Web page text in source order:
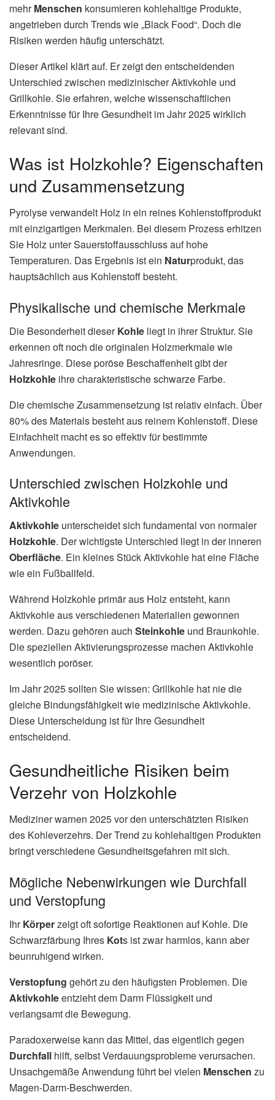
mehrMenschen konsumieren kohlehaltige Produkte,
angetrieben durch Trends wie „Black Food“. Doch die
Risiken werden häufig unterschätzt.
Dieser Artikel klärt auf. Er zeigt den entscheidenden
Unterschied zwischen medizinischer Aktivkohle und
Grillkohle. Sie erfahren, welche wissenschaftlichen
Erkenntnisse für Ihre Gesundheit im Jahr 2025 wirklich
relevant sind.
Was ist Holzkohle? Eigenschaften
und Zusammensetzung
Pyrolyse verwandelt Holz in ein reines Kohlenstoffprodukt
mit einzigartigen Merkmalen. Bei diesem Prozess erhitzen
Sie Holz unter Sauerstoffausschluss auf hohe
Temperaturen. Das Ergebnis ist ein Naturprodukt, das
hauptsächlich aus Kohlenstoff besteht.
Physikalische und chemische Merkmale
Die Besonderheit dieserKohle liegt in ihrer Struktur. Sie
erkennen oft noch die originalen Holzmerkmale wie
Jahresringe. Diese poröse Beschaffenheit gibt der
Holzkohle ihre charakteristische schwarze Farbe.
Die chemische Zusammensetzung ist relativ einfach. Über
80% des Materials besteht aus reinem Kohlenstoff. Diese
Einfachheit macht es so effektiv für bestimmte
Anwendungen.
Unterschied zwischen Holzkohle und
Aktivkohle
Aktivkohle unterscheidet sich fundamental von normaler
Holzkohle. Der wichtigste Unterschied liegt in der inneren
Oberfläche. Ein kleines Stück Aktivkohle hat eine Fläche
wie ein Fußballfeld.
Während Holzkohle primär aus Holz entsteht, kann
Aktivkohle aus verschiedenen Materialien gewonnen
werden. Dazu gehören auch Steinkohle und Braunkohle.
Die speziellen Aktivierungsprozesse machen Aktivkohle
wesentlich poröser.
Im Jahr 2025 sollten Sie wissen: Grillkohle hat nie die
gleiche Bindungsfähigkeit wie medizinische Aktivkohle.
Diese Unterscheidung ist für Ihre Gesundheit
entscheidend.
Gesundheitliche Risiken beim
Verzehr von Holzkohle
Mediziner warnen 2025 vor den unterschätzten Risiken
des Kohleverzehrs. Der Trend zu kohlehaltigen Produkten
bringt verschiedene Gesundheitsgefahren mit sich.
Mögliche Nebenwirkungen wie Durchfall
und Verstopfung
IhrKörperzeigt oft sofortige Reaktionen auf Kohle. Die
Schwarzfärbung Ihres Kots ist zwar harmlos, kann aber
beunruhigend wirken.
Verstopfung gehört zu den häufigsten Problemen. Die
Aktivkohleentzieht dem Darm Flüssigkeit und
verlangsamt die Bewegung.
Paradoxerweise kann das Mittel, das eigentlich gegen
Durchfall hilft, selbst Verdauungsprobleme verursachen.
Unsachgemäße Anwendung führt bei vielen Menschen zu
Magen-Darm-Beschwerden.